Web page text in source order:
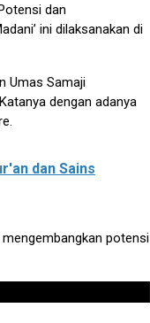
dan
ini dilaksanakan di
Umas Samaji
dengan adanya
dan Sains
potensi